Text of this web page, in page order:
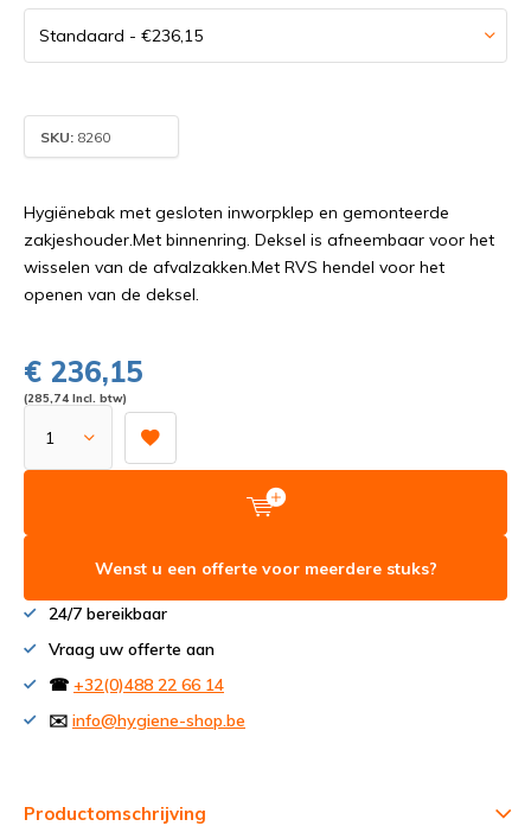
SKU: 8260
Hygiënebak met gesloten inworpklep en gemonteerde
zakjeshouder.Met binnenring. Deksel is afneembaar voor het
wisselen van de afvalzakken.Met RVS hendel voor het
openen van de deksel.
€ 236,15
(285,74 Incl. btw)
Wenst u een offerte voor meerdere stuks?
24/7 bereikbaar
Vraag uw offerte aan
☎ +32(0)488 22 66 14
✉️ info@hygiene-shop.be
Productomschrijving